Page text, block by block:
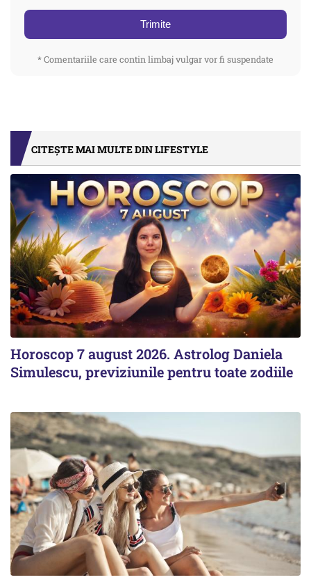
Trimite
* Comentariile care contin limbaj vulgar vor fi suspendate
CITEȘTE MAI MULTE DIN LIFESTYLE
Horoscop 7 august 2026. Astrolog Daniela
Simulescu, previziunile pentru toate zodiile